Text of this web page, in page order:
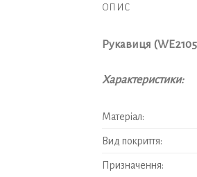
ОПИС
Рукавиця
Характеристики:
Матеріал:
Вид покриття:
Призначення: